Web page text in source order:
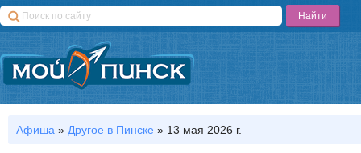
Афиша » Другое в Пинске » 13 мая 2026 г.